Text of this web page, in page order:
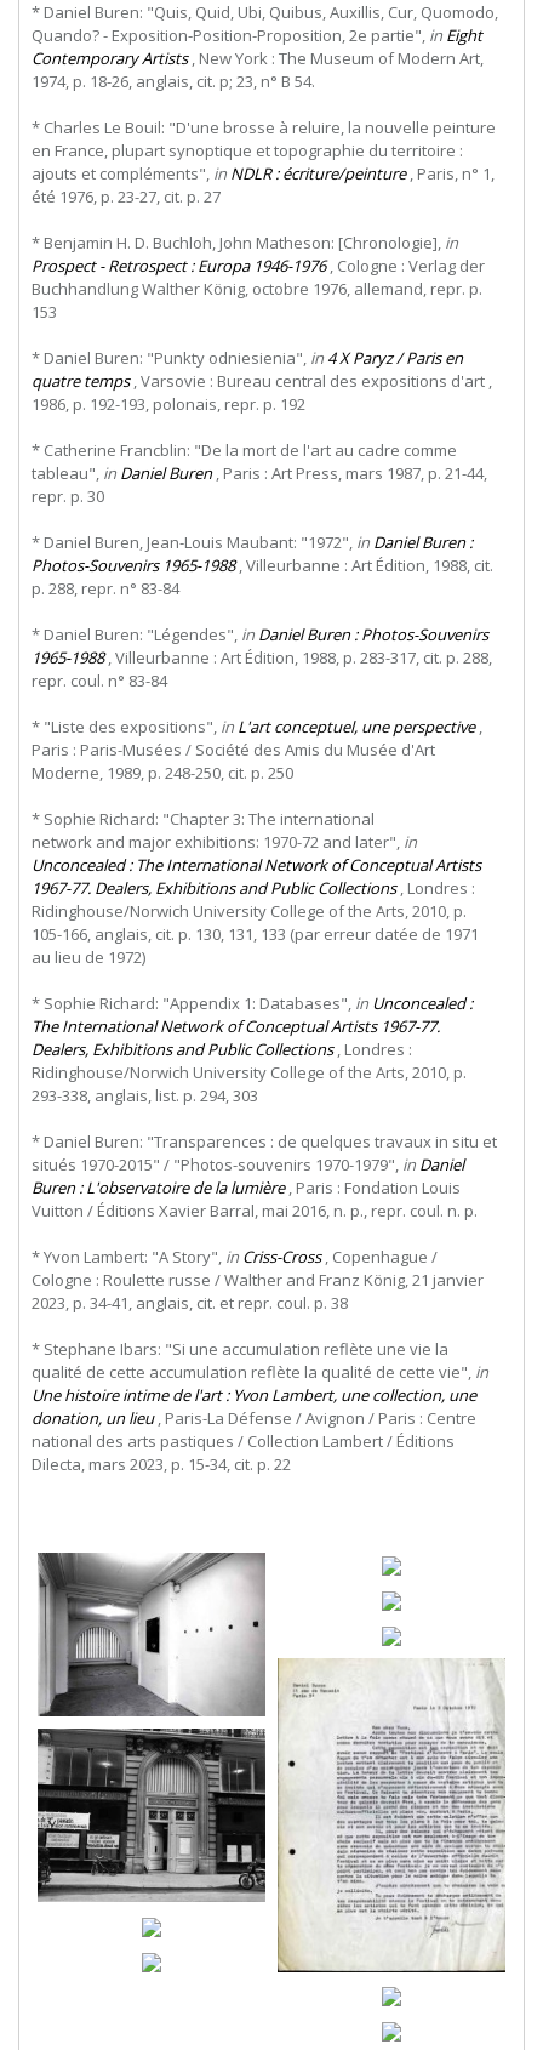
* Daniel Buren: "Quis, Quid, Ubi, Quibus, Auxillis, Cur, Quomodo,
Quando? - Exposition-Position-Proposition, 2e partie", in Eight
Contemporary Artists , NewYork : The Museum ofModern Art,
1974, p. 18-26, anglais, cit. p; 23, n° B 54.
* Charles Le Bouil: "D'une brosse à reluire, la nouvelle peinture
en France, plupart synoptique et topographie du territoire :
ajouts et compléments", in NDLR : écriture/peinture, Paris, n° 1,
été 1976, p. 23-27, cit. p. 27
* Benjamin H. D. Buchloh, John Matheson: [Chronologie], in
Prospect - Retrospect : Europa 1946-1976, Cologne : Verlag der
Buchhandlung Walther König, octobre 1976, allemand, repr. p.
153
* Daniel Buren: "Punkty odniesienia", in 4 X Paryz / Paris en
quatre temps, Varsovie : Bureau central des expositions d'art ,
1986, p. 192-193, polonais, repr. p. 192
* Catherine Francblin: "De la mort de l'art au cadre comme
tableau", in Daniel Buren, Paris : Art Press, mars 1987, p. 21-44,
repr. p. 30
* Daniel Buren, Jean-Louis Maubant: "1972", in Daniel Buren :
Photos-Souvenirs 1965-1988, Villeurbanne : Art Édition, 1988, cit.
p. 288, repr. n° 83-84
* Daniel Buren: "Légendes", in Daniel Buren : Photos-Souvenirs
1965-1988, Villeurbanne : Art Édition, 1988, p. 283-317, cit. p. 288,
repr. coul. n° 83-84
* "Liste des expositions", in L'art conceptuel, une perspective,
Paris : Paris-Musées / Société des Amis du Musée d'Art
Moderne, 1989, p. 248-250, cit. p. 250
* Sophie Richard: "Chapter3: The international
network and major exhibitions: 1970-72 and later", in
Unconcealed : The International Network of Conceptual Artists
1967-77. Dealers, Exhibitions and Public Collections, Londres :
Ridinghouse/Norwich University College of the Arts, 2010, p.
105-166, anglais, cit. p. 130, 131, 133 (par erreur datée de 1971
au lieu de 1972)
* Sophie Richard: "Appendix 1: Databases", in Unconcealed :
The International Network of Conceptual Artists 1967-77.
Dealers, Exhibitions and Public Collections, Londres :
Ridinghouse/Norwich University College of the Arts, 2010, p.
293-338, anglais, list. p. 294, 303
* Daniel Buren: "Transparences : de quelques travaux in situ et
situés 1970-2015" / "Photos-souvenirs 1970-1979", in Daniel
Buren : L'observatoire de la lumière, Paris : Fondation Louis
Vuitton / Éditions Xavier Barral, mai 2016, n. p., repr. coul. n. p.
* Yvon Lambert: "A Story", in Criss-Cross, Copenhague /
Cologne : Roulette russe / Walther and Franz König, 21 janvier
2023, p. 34-41, anglais, cit. et repr. coul. p. 38
* Stephane Ibars: "Si une accumulation reflète une vie la
qualité de cette accumulation reflète la qualité de cette vie", in
Une histoire intime de l'art : Yvon Lambert, une collection, une
donation, un lieu, Paris-La Défense / Avignon / Paris : Centre
national des arts pastiques / Collection Lambert / Éditions
Dilecta, mars 2023, p. 15-34, cit. p. 22